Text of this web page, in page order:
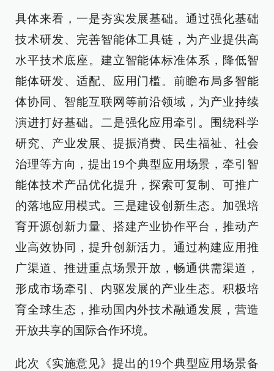
具体来看，一是夯实发展基础。通过强化基础
技术研发、完善智能体工具链，为产业提供高
水平技术底座。建立智能体标准体系，降低智
能体研发、适配、应用门槛。前瞻布局多智能
体协同、智能互联网等前沿领域，为产业持续
演进打好基础。二是强化应用牵引。围绕科学
研究、产业发展、提振消费、民生福祉、社会
治理等方向，提出19个典型应用场景，牵引智
能体技术产品优化提升，探索可复制、可推广
的落地应用模式。三是建设创新生态。加强培
育开源创新力量、搭建产业协作平台，推动产
业高效协同，提升创新活力。通过构建应用推
广渠道、推进重点场景开放，畅通供需渠道，
形成市场牵引、内驱发展的产业生态。积极培
育全球生态，推动国内外技术融通发展，营造
开放共享的国际合作环境。
此次《实施意见》提出的19个典型应用场景备